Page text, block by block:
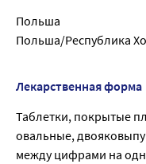
Польша
Польша/Республика
Лекарственная форма
Таблетки, покрытые
овальные,
между цифрами на